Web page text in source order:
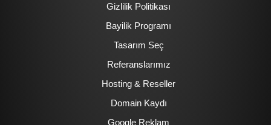
Gizlilik Politikası
Bayilik Programı
Tasarım Seç
Referanslarımız
Hosting & Reseller
Domain Kaydı
Google Reklam